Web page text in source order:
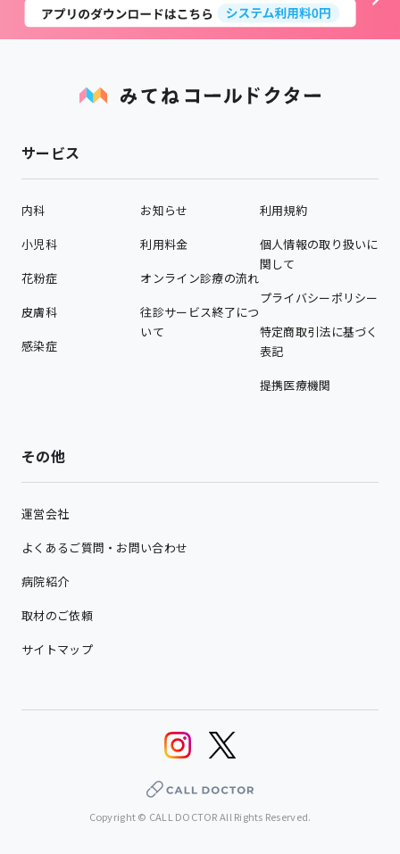
サービス
内科
小児科
花粉症
皮膚科
感染症
お知らせ
利用料金
オンライン診療の流れ
往診サービス終了につ
いて
利用規約
個人情報の取り扱いに
関して
プライバシーポリシー
特定商取引法に基づく
表記
提携医療機関
その他
運営会社
よくあるご質問・お問い合わせ
病院紹介
取材のご依頼
サイトマップ
Copyright © CALL DOCTOR All Rights Reserved.